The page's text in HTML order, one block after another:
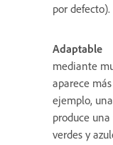
por defecto).
Adaptable
mediante
aparece
ejemplo,
produce
verdes y